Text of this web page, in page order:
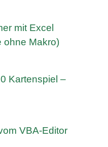
mit Excel
ohne Makro)
Kartenspiel –
VBA-Editor